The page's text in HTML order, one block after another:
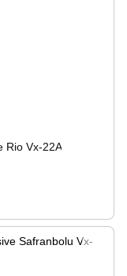
Rio Vx-22A